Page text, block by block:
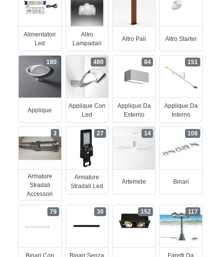
Alimentatori
Led
Altro
Lampadari
Altro Pali Altro Starter
Applique
180
Applique Con
Led
480
Applique Da
Esterno
84
Applique Da
Interno
151
Armature
Stradali
Accessori
3
Armature
Stradali Led
27
Artemide
14
Binari
108
Binari Con
79
Binari Senza
30 152
Faretti Da
117